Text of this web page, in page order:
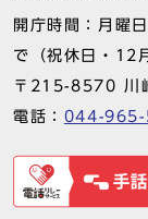
開庁時間：月曜
で（祝休日・12
〒215-8570 川
電話： 044-965-